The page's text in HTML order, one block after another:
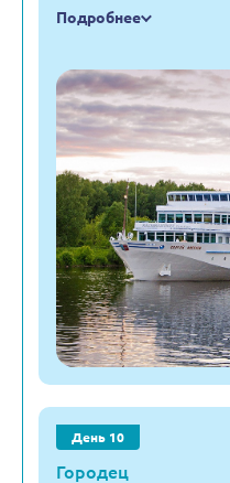
Подробнее
День 10
Городец